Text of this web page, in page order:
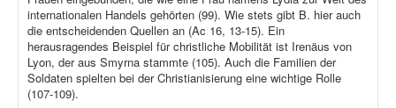
internationalen Handels gehörten (99). Wie stets gibt B. hier auch
die entscheidenden Quellen an (Ac 16, 13-15). Ein
herausragendes Beispiel für christliche Mobilität ist Irenäus von
Lyon, der aus Smyrna stammte (105). Auch die Familien der
Soldaten spielten bei der Christianisierung eine wichtige Rolle
(107-109).